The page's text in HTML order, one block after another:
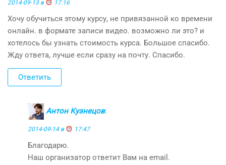
2014-09-13 в 17:16
Хочу обучиться этому курсу, не привязанной ко времени
онлайн. в формате записи видео. возможно ли это? и
хотелось бы узнать стоимость курса. Большое спасибо.
Жду ответа, лучше если сразу на почту. Спасибо.
Ответить
Антон Кузнецов:
2014-09-14 в 17:47
Благодарю.
Наш организатор ответит Вам на email.